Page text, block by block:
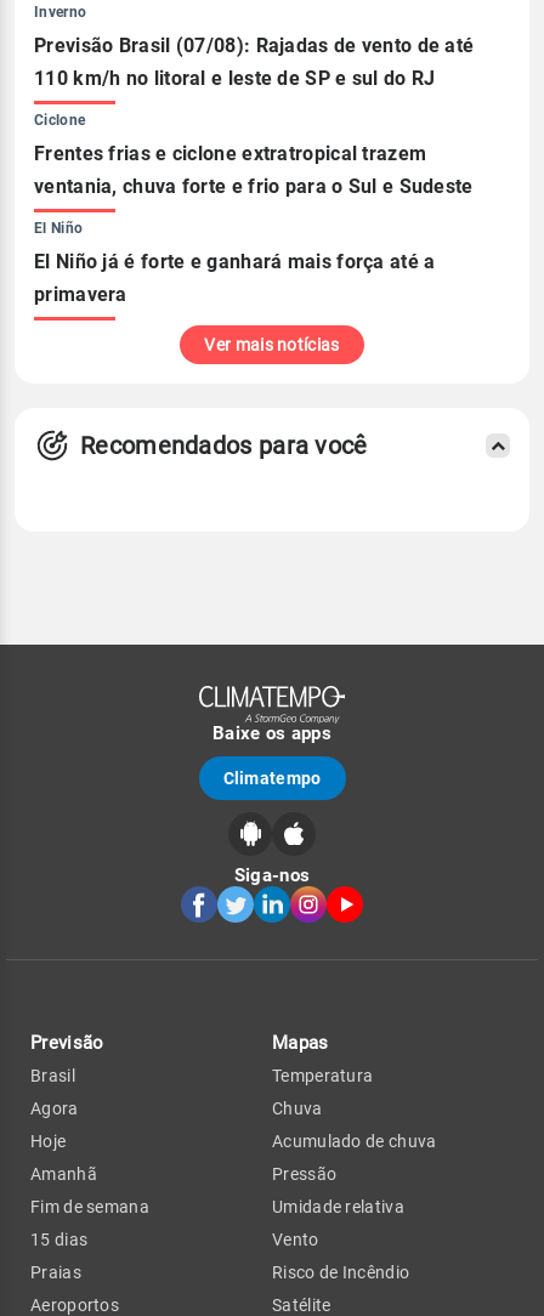
Inverno
Previsão Brasil (07/08): Rajadas de vento de até
110 km/h no litoral e leste de SP e sul do RJ
Ciclone
Frentes frias e ciclone extratropical trazem
ventania, chuva forte e frio para o Sul e Sudeste
El Niño
El Niño já é forte e ganhará mais força até a
primavera
Ver mais notícias
Recomendados para você
Baixe os apps
Climatempo
Siga-nos
Previsão
Brasil
Agora
Hoje
Amanhã
Fim de semana
15 dias
Praias
Aeroportos
Mapas
Temperatura
Chuva
Acumulado de chuva
Pressão
Umidade relativa
Vento
Risco de Incêndio
Satélite